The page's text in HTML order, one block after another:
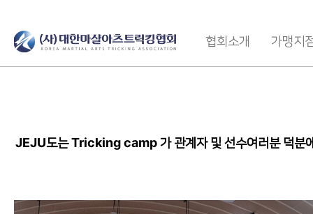
협회소개 가맹지
JEJU도는 Tricking camp 가 관계자 및 선수여러분 덕분